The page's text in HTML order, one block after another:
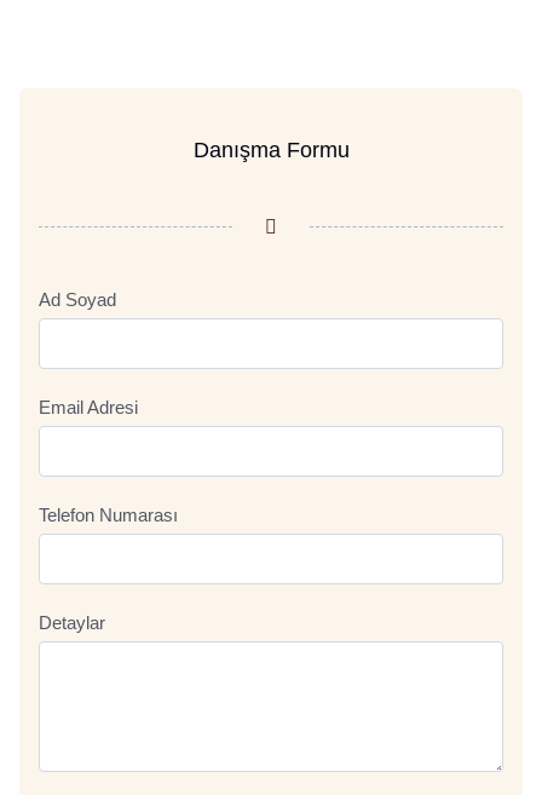
Danışma Formu
Ad Soyad
Email Adresi
Telefon Numarası
Detaylar